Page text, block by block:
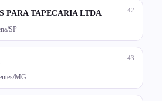
42
PARA TAPECARIA LTDA
SP
43
MG